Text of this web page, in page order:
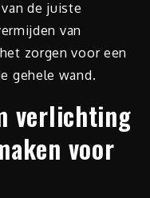
de juiste
van
zorgen voor een
gehele wand.
verlichting
voor